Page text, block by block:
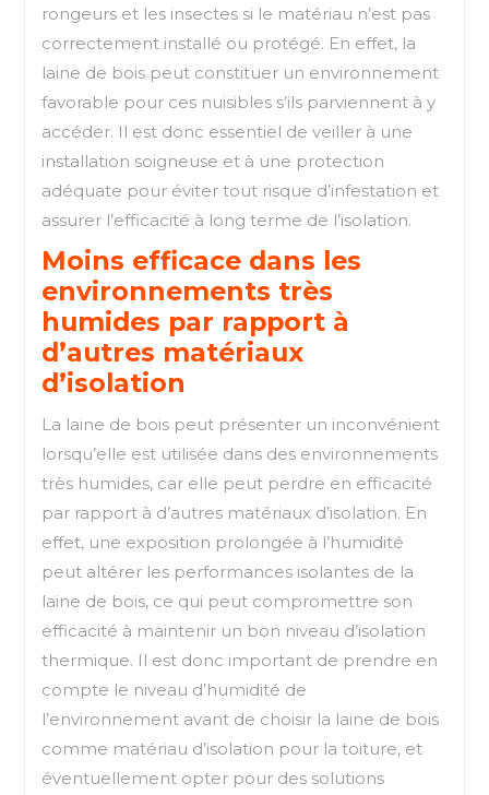
rongeurs et les insectes si le matériau n’est pas
correctement installé ou protégé. En effet, la
laine de bois peut constituer un environnement
favorable pour ces nuisibles s’ils parviennent à y
accéder. Il est donc essentiel de veiller à une
installation soigneuse et à une protection
adéquate pour éviter tout risque d’infestation et
assurer l’efficacité à long terme de l’isolation.
Moins efficace dans les
environnements très
humides par rapport à
d’autres matériaux
d’isolation
La laine de bois peut présenter un inconvénient
lorsqu’elle est utilisée dans des environnements
très humides, car elle peut perdre en efficacité
par rapport à d’autres matériaux d’isolation. En
effet, une exposition prolongée à l’humidité
peut altérer les performances isolantes de la
laine de bois, ce qui peut compromettre son
efficacité à maintenir un bon niveau d’isolation
thermique. Il est donc important de prendre en
compte le niveau d’humidité de
l’environnement avant de choisir la laine de bois
comme matériau d’isolation pour la toiture, et
éventuellement opter pour des solutions